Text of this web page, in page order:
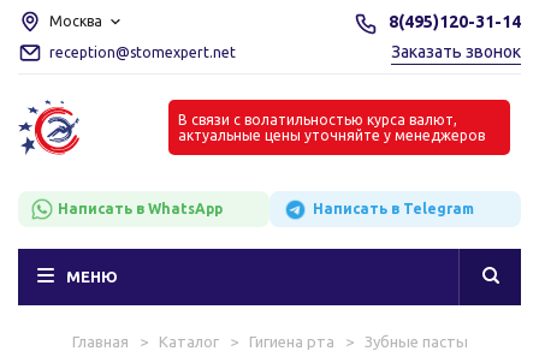
Москва
reception@stomexpert.net
8(495)120-31-14
Заказать звонок
В связи с волатильностью курса валют,
актуальные цены уточняйте у менеджеров
Написать в WhatsApp Написать в Telegram
МЕНЮ
Главная > Каталог > Гигиена рта > Зубные пасты